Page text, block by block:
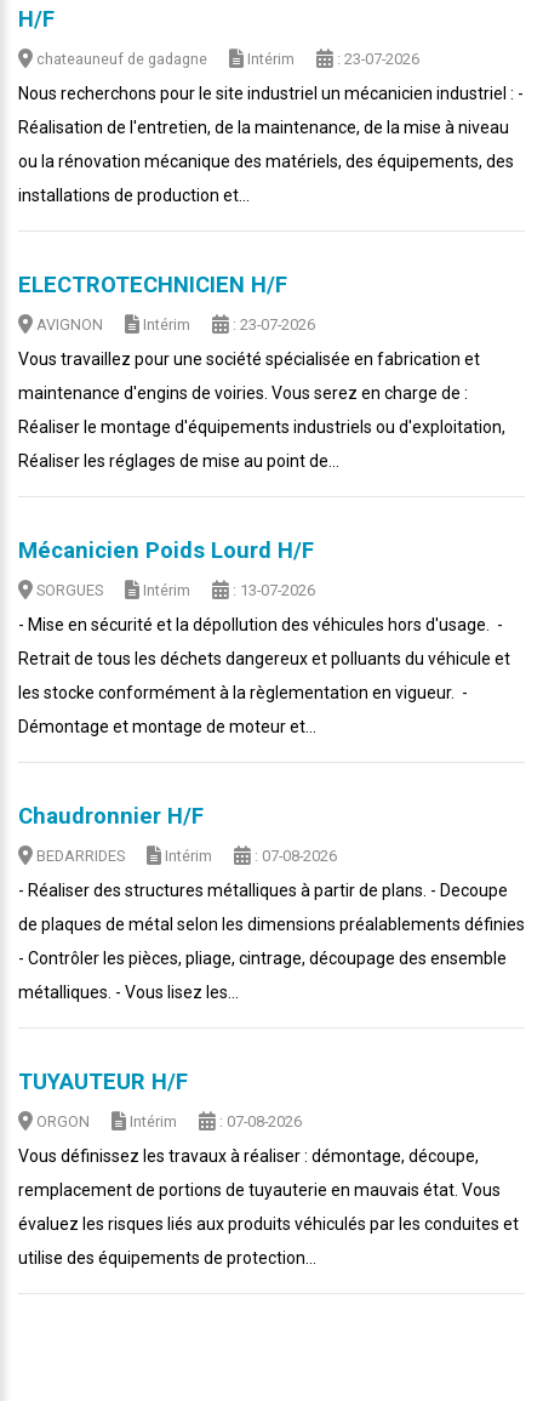
H/F
chateauneuf de gadagne Intérim : 23-07-2026
Nous recherchons pour le site industriel un mécanicien industriel : -
Réalisation de l'entretien, de la maintenance, de la mise à niveau
ou la rénovation mécanique des matériels, des équipements, des
installations de production et...
ELECTROTECHNICIEN H/F
AVIGNON Intérim : 23-07-2026
Vous travaillez pour une société spécialisée en fabrication et
maintenance d'engins de voiries. Vous serez en charge de :
Réaliser le montage d'équipements industriels ou d'exploitation,
Réaliser les réglages de mise au point de...
Mécanicien Poids Lourd H/F
SORGUES Intérim : 13-07-2026
- Mise en sécurité et la dépollution des véhicules hors d'usage. -
Retrait de tous les déchets dangereux et polluants du véhicule et
les stocke conformément à la règlementation en vigueur. -
Démontage et montage de moteur et...
Chaudronnier H/F
BEDARRIDES Intérim : 07-08-2026
- Réaliser des structures métalliques à partir de plans. - Decoupe
de plaques de métal selon les dimensions préalablements définies
- Contrôler les pièces, pliage, cintrage, découpage des ensemble
métalliques. - Vous lisez les...
TUYAUTEUR H/F
ORGON Intérim : 07-08-2026
Vous définissez les travaux à réaliser : démontage, découpe,
remplacement de portions de tuyauterie en mauvais état. Vous
évaluez les risques liés aux produits véhiculés par les conduites et
utilise des équipements de protection...